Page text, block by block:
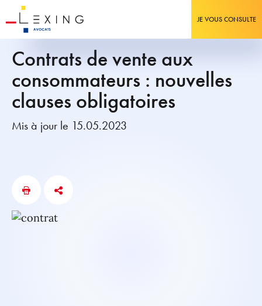
JE VOUS CONSULTE
Contrats de vente aux
consommateurs : nouvelles
clauses obligatoires
Mis à jour le 15.05.2023